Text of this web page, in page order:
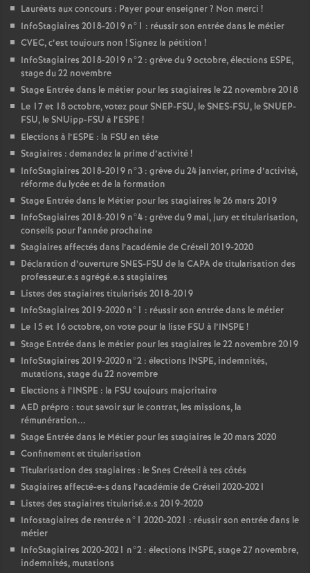
Lauréats aux concours : Payer pour enseigner? Non merci !
InfoStagiaires 2018-2019 n°1 : réussir son entrée dans le métier
CVEC, c’est toujours non ! Signez la pétition !
InfoStagiaires 2018-2019 n°2 : grève du 9 octobre, élections ESPE,
stage du 22 novembre
Stage Entrée dans le métier pour les stagiaires le 22 novembre 2018
Le 17 et 18 octobre, votez pourSNEP-FSU, leSNES-FSU, leSNUEP-
FSU, le SNUipp-FSU à l’ESPE !
Elections à l’ESPE : la FSU en tête
Stagiaires : demandez la prime d’activité!
InfoStagiaires 2018-2019 n°3 : grève du 24 janvier, prime d’activité,
réforme du lycée et de la formation
Stage Entrée dans le Métier pour les stagiaires le 26 mars 2019
InfoStagiaires 2018-2019 n°4 : grève du 9 mai, jury et titularisation,
conseils pour l’année prochaine
Stagiaires affectés dans l’académie de Créteil 2019-2020
Déclaration d’ouvertureSNES-FSU de la CAPAde titularisation des
professeur.e.s agrégé.e.s stagiaires
Listes des stagiaires titularisés 2018-2019
InfoStagiaires 2019-2020 n°1 : réussir son entrée dans le métier
Le 15 et 16 octobre, on vote pour la liste FSU à l’INSPE !
Stage Entrée dans le métier pour les stagiaires le 22 novembre 2019
InfoStagiaires 2019-2020 n°2 : élections INSPE, indemnités,
mutations, stage du 22 novembre
Elections à l’INSPE : la FSU toujours majoritaire
AED prépro : tout savoir sur le contrat, les missions, la
rémunération...
Stage Entrée dans le Métier pour les stagiaires le 20 mars 2020
Confinement et titularisation
Titularisation des stagiaires : le Snes Créteil à tes côtés
Stagiaires affecté-e-s dans l’académie de Créteil 2020-2021
Listes des stagiaires titularisé.e.s 2019-2020
Infostagiaires de rentrée n°1 2020-2021 : réussir son entrée dans le
métier
InfoStagiaires 2020-2021 n°2 : élections INSPE, stage 27 novembre,
indemnités, mutations